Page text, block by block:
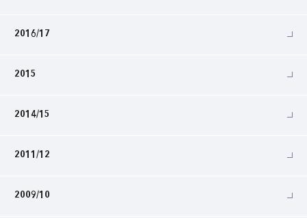
2016/17
2015
2014/15
2011/12
2009/10